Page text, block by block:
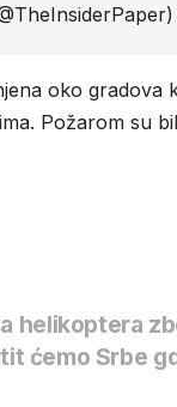
oko gradova
Požarom su
helikoptera
ćemo Srbe